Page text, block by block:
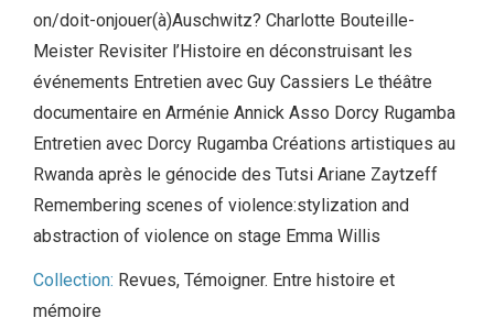
on/doit-onjouer(à)Auschwitz? Charlotte Bouteille-
Meister Revisiter l’Histoire en déconstruisant les
événements Entretien avec Guy Cassiers Le théâtre
documentaire en Arménie Annick Asso Dorcy Rugamba
Entretien avec Dorcy Rugamba Créations artistiques au
Rwanda après le génocide des Tutsi Ariane Zaytzeff
Remembering scenes of violence:stylization and
abstraction of violence on stage Emma Willis
Collection: Revues, Témoigner. Entre histoire et
mémoire